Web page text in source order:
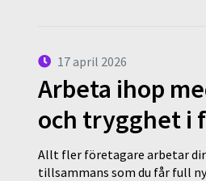
17 april 2026
Arbeta ihop
och trygghet i
Allt fler företagare arbetar
tillsammans som du får full